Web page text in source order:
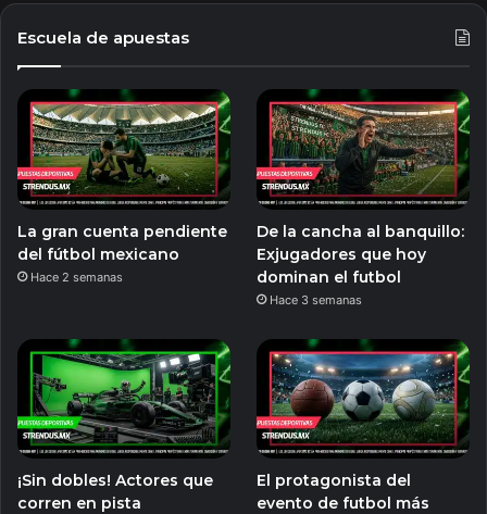
Escuela de apuestas
La gran cuenta pendiente
del fútbol mexicano
Hace 2 semanas
De la cancha al banquillo:
Exjugadores que hoy
dominan el futbol
Hace 3 semanas
¡Sin dobles! Actores que
corren en pista
El protagonista del
evento de futbol más